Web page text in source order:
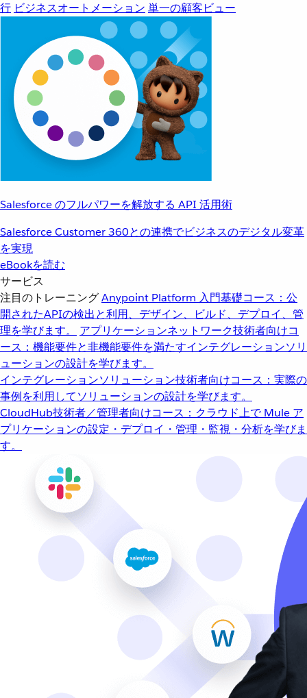
行 ビジネスオートメーション 単一の顧客ビュー
Salesforce のフルパワーを解放する API 活用術
Salesforce Customer 360との連携でビジネスのデジタル変革
を実現
eBookを読む
サービス
注目のトレーニングAnypoint Platform 入門基礎コース：公
開されたAPIの検出と利用、デザイン、ビルド、デプロイ、管
理を学びます。
アプリケーションネットワーク技術者向けコ
ース：機能要件と非機能要件を満たすインテグレーションソリ
ューションの設計を学びます。
インテグレーションソリューション技術者向けコース：実際の
事例を利用してソリューションの設計を学びます。
CloudHub技術者／管理者向けコース：クラウド上で Mule ア
プリケーションの設定・デプロイ・管理・監視・分析を学びま
す。